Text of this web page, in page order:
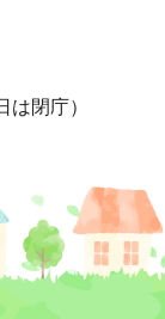
閉庁）